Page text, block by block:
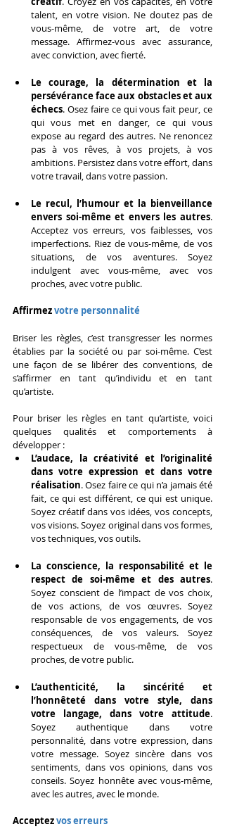
talent, en votre vision. Ne doutez pas de
vous-même, de votre art, de votre
message. Affirmez-vous avec assurance,
avec conviction, avec fierté.
Le courage, la détermination et la
persévérance face aux obstacles et aux
échecs. Osez faire ce qui vous fait peur, ce
qui vous met en danger, ce qui vous
expose au regard des autres. Ne renoncez
pas à vos rêves, à vos projets, à vos
ambitions. Persistez dans votre effort, dans
votre travail, dans votre passion.
Le recul, l’humour et la bienveillance
envers soi-même et envers les autres.
Acceptez vos erreurs, vos faiblesses, vos
imperfections. Riez de vous-même, de vos
situations, de vos aventures. Soyez
indulgent avec vous-même, avec vos
proches, avec votre public.
Affirmez votre personnalité
Briser les règles, c’est transgresser les normes
établies par la société ou par soi-même. C’est
une façon de se libérer des conventions, de
s’affirmer en tant qu’individu et en tant
qu’artiste.
Pour briser les règles en tant qu’artiste, voici
quelques qualités et comportements à
développer :
L’audace, la créativité et l’originalité
dans votre expression et dans votre
réalisation. Osez faire ce qui n’a jamais été
fait, ce qui est différent, ce qui est unique.
Soyez créatif dans vos idées, vos concepts,
vos visions. Soyez original dans vos formes,
vos techniques, vos outils.
La conscience, la responsabilité et le
respect de soi-même et des autres.
Soyez conscient de l’impact de vos choix,
de vos actions, de vos œuvres. Soyez
responsable de vos engagements, de vos
conséquences, de vos valeurs. Soyez
respectueux de vous-même, de vos
proches, de votre public.
L’authenticité, la sincérité et
l’honnêteté dans votre style, dans
votre langage, dans votre attitude.
Soyez authentique dans votre
personnalité, dans votre expression, dans
votre message. Soyez sincère dans vos
sentiments, dans vos opinions, dans vos
conseils. Soyez honnête avec vous-même,
avec les autres, avec le monde.
Acceptez vos erreurs